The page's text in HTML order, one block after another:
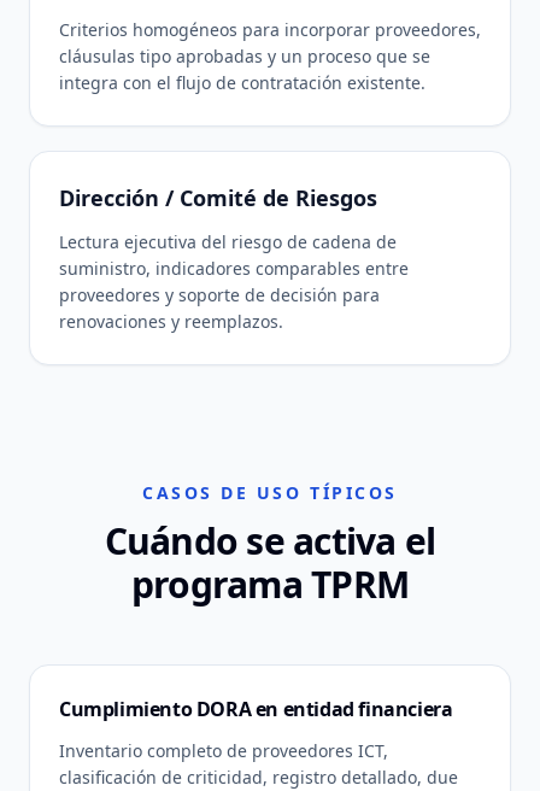
Criterios homogéneos para incorporar proveedores,
cláusulas tipo aprobadas y un proceso que se
integra con el flujo de contratación existente.
Dirección / Comité de Riesgos
Lectura ejecutiva del riesgo de cadena de
suministro, indicadores comparables entre
proveedores y soporte de decisión para
renovaciones y reemplazos.
CASOS DE USO TÍPICOS
Cuándo se activa el
programa TPRM
Cumplimiento DORA en entidad financiera
Inventario completo de proveedores ICT,
clasificación de criticidad, registro detallado, due